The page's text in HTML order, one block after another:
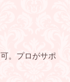
。プロがサポ